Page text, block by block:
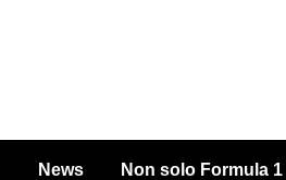
News Non solo Formula 1